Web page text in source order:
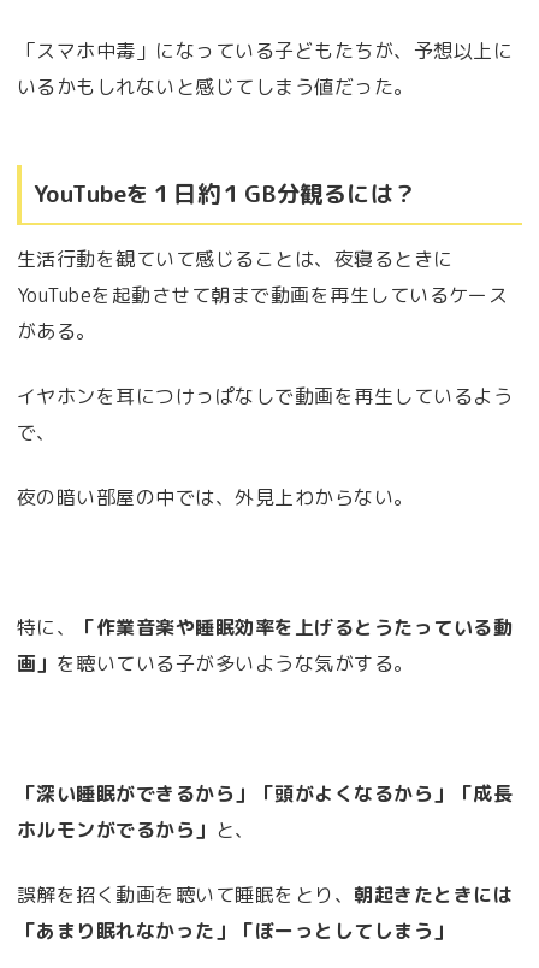
「スマホ中毒」になっている子どもたちが、予想以上に
いるかもしれないと感じてしまう値だった。
YouTubeを１日約１GB分観るには？
生活行動を観ていて感じることは、夜寝るときに
YouTubeを起動させて朝まで動画を再生しているケース
がある。
イヤホンを耳につけっぱなしで動画を再生しているよう
で、
夜の暗い部屋の中では、外見上わからない。
特に、
「作業音楽や睡眠効率を上げるとうたっている動
画」 を聴いている子が多いような気がする。
「深い睡眠ができるから」「頭がよくなるから」「成長
ホルモンがでるから」 と、
誤解を招く動画を聴いて睡眠をとり、朝起きたときには
「あまり眠れなかった」「ぼーっとしてしまう」